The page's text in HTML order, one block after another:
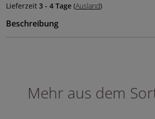
Lieferzeit 3 - 4 Tage (Ausland)
Beschreibung
Mehr aus dem